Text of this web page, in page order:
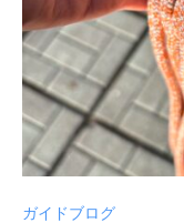
ガイドブログ